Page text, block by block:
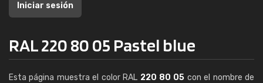
Iniciar sesión
RAL 220 80 05 Pastel blue
Esta página muestra el color RAL 220 80 05 con el nombre de